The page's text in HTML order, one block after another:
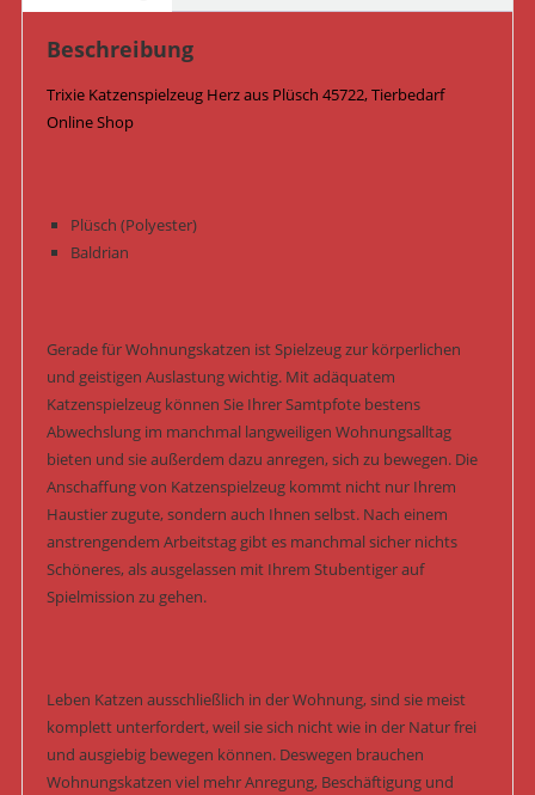
Beschreibung
Trixie Katzenspielzeug Herz aus Plüsch 45722, Tierbedarf
Online Shop
Plüsch (Polyester)
Baldrian
Gerade für Wohnungskatzen ist Spielzeug zur körperlichen
und geistigen Auslastung wichtig. Mit adäquatem
Katzenspielzeug können Sie Ihrer Samtpfote bestens
Abwechslung im manchmal langweiligen Wohnungsalltag
bieten und sie außerdem dazu anregen, sich zu bewegen. Die
Anschaffung von Katzenspielzeug kommt nicht nur Ihrem
Haustier zugute, sondern auch Ihnen selbst. Nach einem
anstrengendem Arbeitstag gibt es manchmal sicher nichts
Schöneres, als ausgelassen mit Ihrem Stubentiger auf
Spielmission zu gehen.
Leben Katzen ausschließlich in der Wohnung, sind sie meist
komplett unterfordert, weil sie sich nicht wie in der Natur frei
und ausgiebig bewegen können. Deswegen brauchen
Wohnungskatzen viel mehr Anregung, Beschäftigung und